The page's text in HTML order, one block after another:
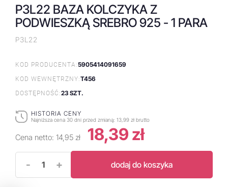
P3L22 BAZA KOLCZYKA Z
PODWIESZKĄ SREBRO 925 - 1 PARA
P3L22
KOD PRODUCENTA:5905414091659
KOD WEWNĘTRZNY:T456
DOSTĘPNOŚĆ:23 SZT.
HISTORIA CENY
Najniższa cena 30 dni przed zmianą: 13,99 zł brutto
Cena netto: 14,95 zł 18,39 zł
- + dodaj do koszyka